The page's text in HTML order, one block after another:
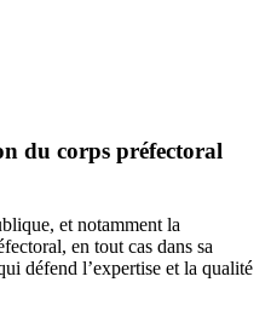
du corps préfectoral
et notamment la
en tout cas dans sa
défend l’expertise et la qualité